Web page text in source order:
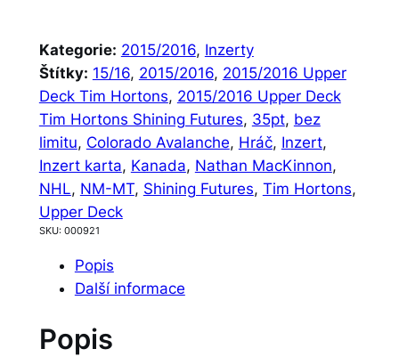
Kategorie: 2015/2016, Inzerty
Štítky: 15/16, 2015/2016, 2015/2016 Upper
Deck Tim Hortons, 2015/2016 Upper Deck
Tim Hortons Shining Futures, 35pt, bez
limitu, Colorado Avalanche, Hráč, Inzert
Inzert karta, Kanada, Nathan MacKinnon
NHL, NM-MT, Shining Futures, Tim Hortons
Upper Deck
SKU: 000921
Popis
Další informace
Popis